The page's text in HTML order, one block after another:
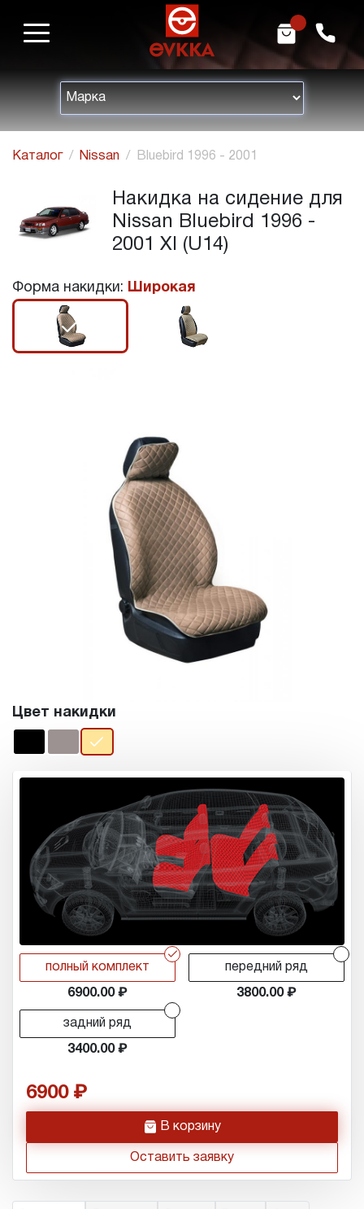
h m
Каталог Nissan Bluebird 1996 - 2001
Накидка на сидение для
Nissan Bluebird 1996 -
2001 XI (U14)
Форма накидки: Широкая
r
Цвет накидки
r
полный комплект
6900.00
передний ряд
3800.00
задний ряд
3400.00
6900
h В корзину
Оставить заявку